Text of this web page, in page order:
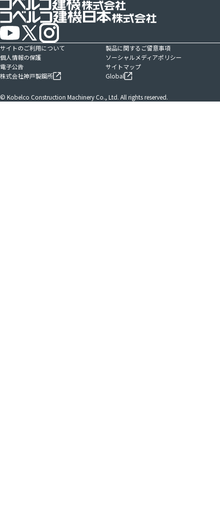
サイトのご利用について
製品に関するご留意事項
個人情報の保護
ソーシャルメディアポリシー
電子公告
サイトマップ
株式会社神戸製鋼所
Global
© Kobelco Construction Machinery Co., Ltd. All rights reserved.